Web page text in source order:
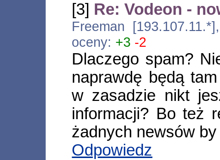
[3] Re: Vodeon -
Freeman
oceny: +3 -2
Dlaczego spam?
naprawdę będą
w zasadzie nikt
informacji? Bo też
żadnych newsów
Odpowiedz